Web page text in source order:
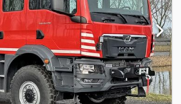
- Zonnescherm = Verdere
Aantal cilinders: 6
Versnellingsbak: TipMatic
Bandenmaat: 14.00R20
Bladvering Vooras: Bestuurbaar
kg Laadvermogen: 6.000 kg
18.000 kg Financiële informatie